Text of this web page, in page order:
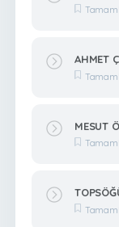
AHMET
MESUT